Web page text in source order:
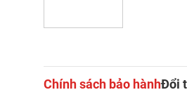
Chính sách bảo hànhĐổi